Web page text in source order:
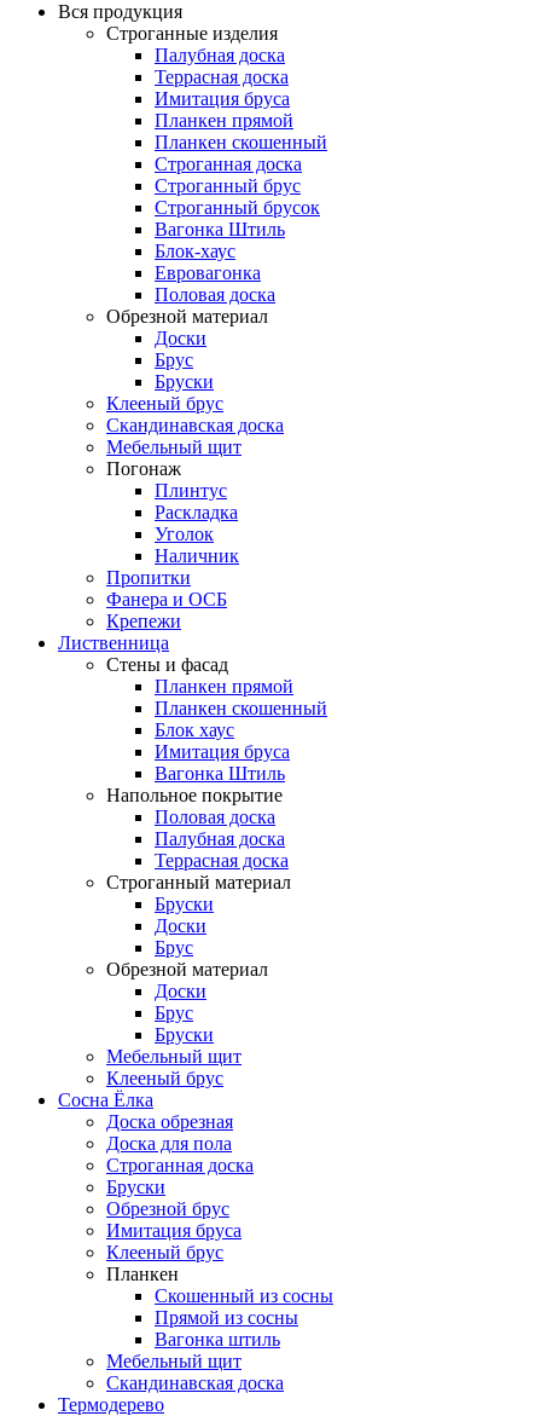
Вся продукция
Строганные изделия
Палубная доска
Террасная доска
Имитация бруса
Планкен прямой
Планкен скошенный
Строганная доска
Строганный брус
Строганный брусок
Вагонка Штиль
Блок-хаус
Евровагонка
Половая доска
Обрезной материал
Доски
Брус
Бруски
Клееный брус
Скандинавская доска
Мебельный щит
Погонаж
Плинтус
Раскладка
Уголок
Наличник
Пропитки
Фанера и ОСБ
Крепежи
Лиственница
Стены и фасад
Планкен прямой
Планкен скошенный
Блок хаус
Имитация бруса
Вагонка Штиль
Напольное покрытие
Половая доска
Палубная доска
Террасная доска
Строганный материал
Бруски
Доски
Брус
Обрезной материал
Доски
Брус
Бруски
Мебельный щит
Клееный брус
Сосна Ёлка
Доска обрезная
Доска для пола
Строганная доска
Бруски
Обрезной брус
Имитация бруса
Клееный брус
Планкен
Скошенный из сосны
Прямой из сосны
Вагонка штиль
Мебельный щит
Скандинавская доска
Термодерево